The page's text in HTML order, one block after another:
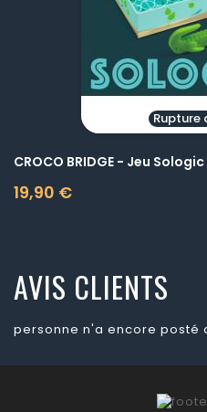
Rupture
CROCO BRIDGE - Jeu Sologic
19,90 €
Prix
AVIS CLIENTS
personne n'a encore posté